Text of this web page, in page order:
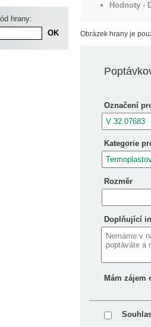
hrany:
Hodnoty -
Obrázek hrany je
Označení
Kategorie
Rozměr
Doplňující
Mám zájem